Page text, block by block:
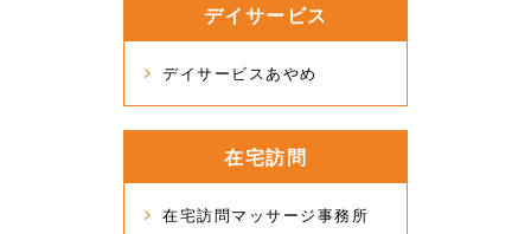
デイサービス
デイサービスあやめ
在宅訪問
在宅訪問マッサージ事務所